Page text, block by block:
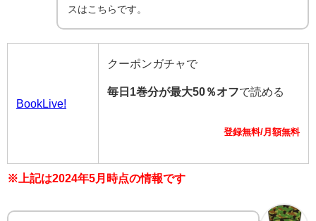
スはこちらです。
BookLive!
クーポンガチャで
毎日1巻分が最大50％オフで読める
登録無料/月額無料
※上記は2024年5月時点の情報です